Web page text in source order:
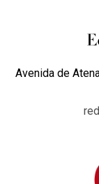
Avenida de